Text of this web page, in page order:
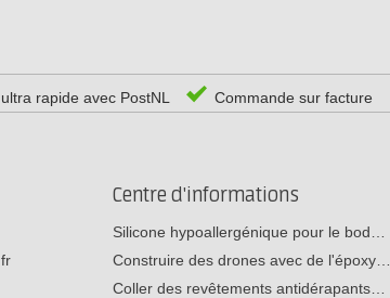
rapide avec PostNL Commande sur facture
Centre d'informations
Silicone hypoallergénique pour le bod…
Construire des drones avec de l'époxy…
Coller des revêtements antidérapants…